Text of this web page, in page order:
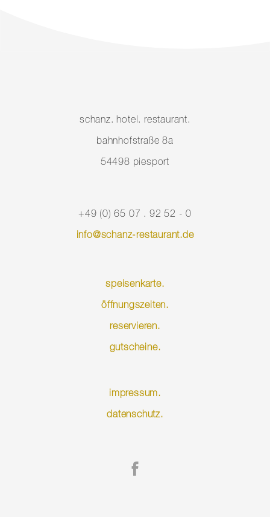
schanz. hotel. restaurant.
bahnhofstraße 8a
54498 piesport
+49 (0) 65 07 . 92 52 - 0
info@schanz-restaurant.de
speisenkarte.
öffnungszeiten.
reservieren.
gutscheine.
impressum.
datenschutz.